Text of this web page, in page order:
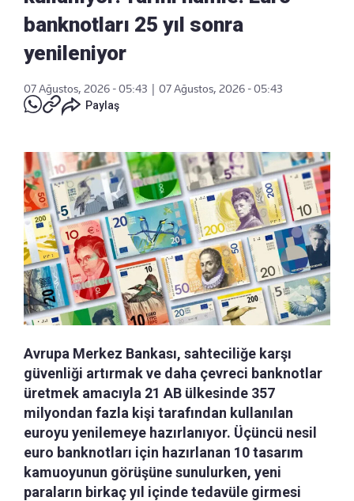
banknotları 25 yıl sonra
yenileniyor
07 Ağustos, 2026 - 05:43
07 Ağustos, 2026 - 05:43
Paylaş
Avrupa Merkez Bankası, sahteciliğe karşı
güvenliği artırmak ve daha çevreci banknotlar
üretmek amacıyla 21 AB ülkesinde 357
milyondan fazla kişi tarafından kullanılan
euroyu yenilemeye hazırlanıyor. Üçüncü nesil
euro banknotları için hazırlanan 10 tasarım
kamuoyunun görüşüne sunulurken, yeni
paraların birkaç yıl içinde tedavüle girmesi